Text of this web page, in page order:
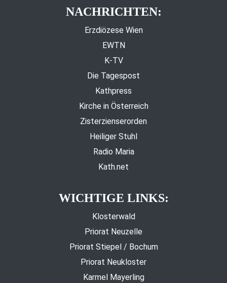
NACHRICHTEN:
Erzdiözese Wien
EWTN
K-TV
Die Tagespost
Kathpress
Kirche in Österreich
Zisterzienserorden
Heiliger Stuhl
Radio Maria
Kath.net
WICHTIGE LINKS:
Klosterwald
Priorat Neuzelle
Priorat Stiepel / Bochum
Priorat Neukloster
Karmel Mayerling